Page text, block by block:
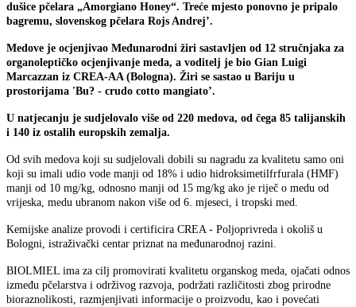
dušice pčelara „Amorgiano Honey“. Treće mjesto ponovno je pripalo
bagremu, slovenskog pčelara Rojs Andrej’.
Medove je ocjenjivao Međunarodni žiri sastavljen od 12 stručnjaka za
organoleptičko ocjenjivanje meda, a voditelj je bio Gian Luigi
Marcazzan iz CREA-AA (Bologna). Žiri se sastao u Bariju u
prostorijama 'Bu? - crudo cotto mangiato’.
U natjecanju je sudjelovalo više od 220 medova, od čega 85 talijanskih
i 140 iz ostalih europskih zemalja.
Od svih medova koji su sudjelovali dobili su nagradu za kvalitetu samo oni
koji su imali udio vode manji od 18% i udio hidroksimetilfrfurala (HMF)
manji od 10 mg/kg, odnosno manji od 15 mg/kg ako je riječ o medu od
vrijeska, medu ubranom nakon više od 6. mjeseci, i tropski med.
Kemijske analize provodi i certificira CREA - Poljoprivreda i okoliš u
Bologni, istraživački centar priznat na međunarodnoj razini.
BIOLMIEL ima za cilj promovirati kvalitetu organskog meda, ojačati odnos
između pčelarstva i održivog razvoja, podržati različitosti zbog prirodne
bioraznolikosti, razmjenjivati informacije o proizvodu, kao i povećati